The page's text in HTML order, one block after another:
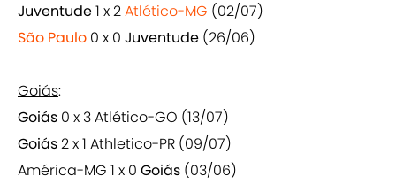
Juventude1 x 2Atlético-MG (02/07)
São Paulo 0 x 0 Juventude (26/06)
Goiás:
Goiás 0 x 3 Atlético-GO (13/07)
Goiás2 x 1 Athletico-PR (09/07)
América-MG 1 x 0 Goiás (03/06)